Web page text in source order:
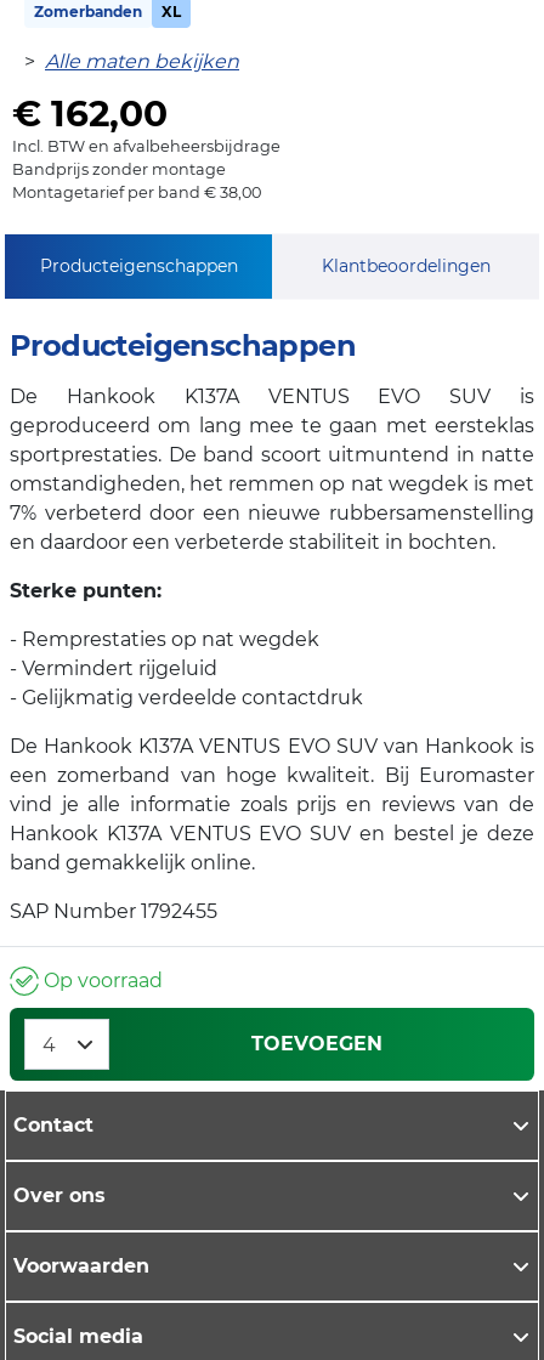
Zomerbanden XL
> Alle maten bekijken
€ 162,00
Incl. BTW en afvalbeheersbijdrage
Bandprijs zonder montage
Montagetarief per band € 38,00
Producteigenschappen Klantbeoordelingen
Producteigenschappen
De Hankook K137A VENTUS EVO SUV is
geproduceerd om lang mee te gaan met eersteklas
sportprestaties. De band scoort uitmuntend in natte
omstandigheden, het remmen op nat wegdek is met
7% verbeterd door een nieuwe rubbersamenstelling
en daardoor een verbeterde stabiliteit in bochten.
Sterke punten:
- Remprestaties op nat wegdek
- Vermindert rijgeluid
- Gelijkmatig verdeelde contactdruk
De Hankook K137A VENTUS EVO SUV van Hankook is
een zomerband van hoge kwaliteit. Bij Euromaster
vind je alle informatie zoals prijs en reviews van de
Hankook K137A VENTUS EVO SUV en bestel je deze
band gemakkelijk online.
SAP Number 1792455
Op voorraad
TOEVOEGEN
Contact
Over ons
Voorwaarden
Social media